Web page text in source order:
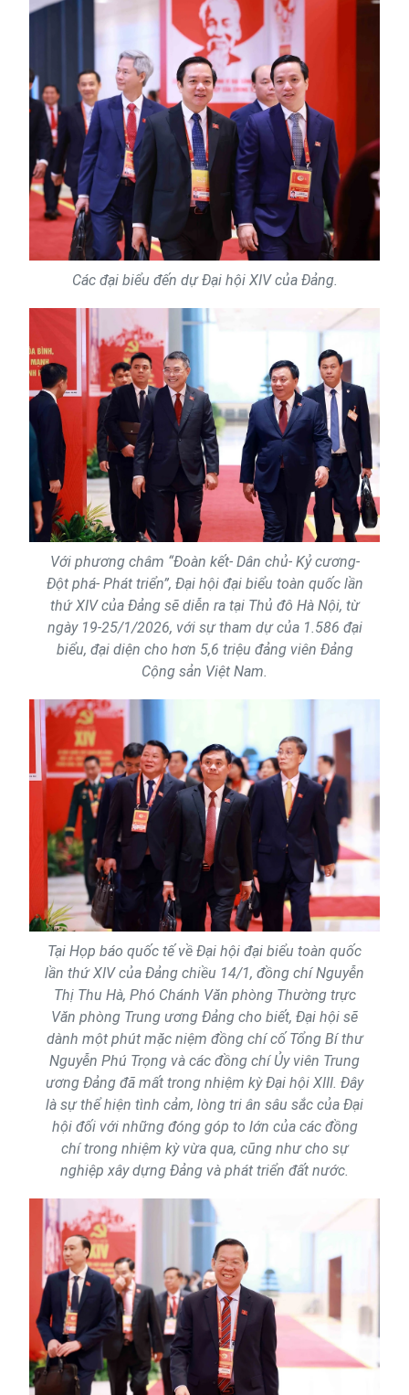
Các đại biểu đến dự Đại hội XIV của Đảng.
Với phương châm “Đoàn kết- Dân chủ- Kỷ cương-
Đột phá- Phát triển”, Đại hội đại biểu toàn quốc lần
thứ XIV của Đảng sẽ diễn ra tại Thủ đô Hà Nội, từ
ngày 19-25/1/2026, với sự tham dự của 1.586 đại
biểu, đại diện cho hơn 5,6 triệu đảng viên Đảng
Cộng sản Việt Nam.
Tại Họp báo quốc tế về Đại hội đại biểu toàn quốc
lần thứ XIV của Đảng chiều 14/1, đồng chí Nguyễn
Thị Thu Hà, Phó Chánh Văn phòng Thường trực
Văn phòng Trung ương Đảng cho biết, Đại hội sẽ
dành một phút mặc niệm đồng chí cố Tổng Bí thư
Nguyễn Phú Trọng và các đồng chí Ủy viên Trung
ương Đảng đã mất trong nhiệm kỳ Đại hội XIII. Đây
là sự thể hiện tình cảm, lòng tri ân sâu sắc của Đại
hội đối với những đóng góp to lớn của các đồng
chí trong nhiệm kỳ vừa qua, cũng như cho sự
nghiệp xây dựng Đảng và phát triển đất nước.